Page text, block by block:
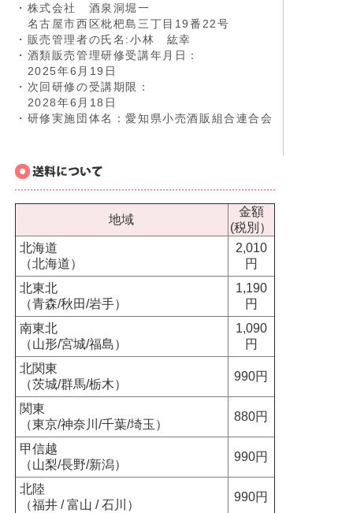
・株式会社 酒泉洞堀一
名古屋市西区枇杷島三丁目19番22号
・販売管理者の氏名:小林 紘幸
・酒類販売管理研修受講年月日：
2025年6月19日
・次回研修の受講期限：
2028年6月18日
・研修実施団体名：愛知県小売酒販組合連合会
地域
金額
(税別）
北海道
（北海道）
2,010
円
北東北
（青森/秋田/岩手）
1,190
円
南東北
（山形/宮城/福島）
1,090
円
北関東
（茨城/群馬/栃木）
990円
関東
（東京/神奈川/千葉/埼玉）
880円
甲信越
（山梨/長野/新潟）
990円
北陸
（福井 / 富山 / 石川）
990円